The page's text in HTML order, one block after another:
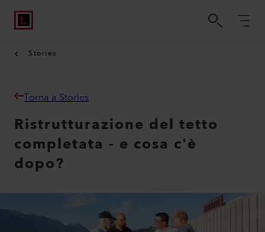
Stories
Torna a Stories
Ristrutturazione del tetto
completata - e cosa c'è
dopo?